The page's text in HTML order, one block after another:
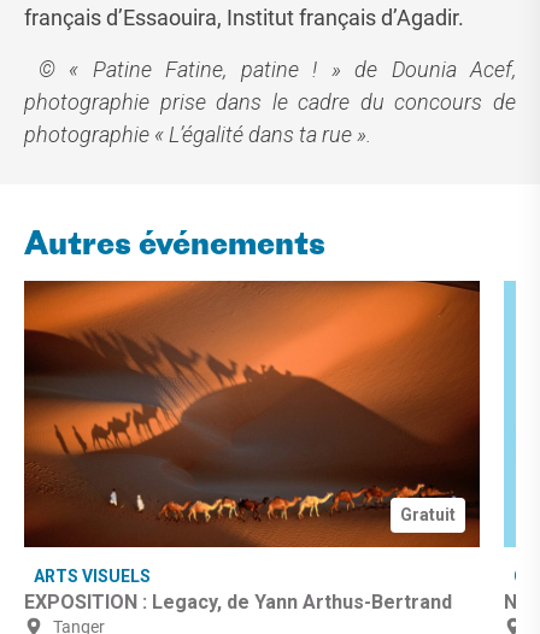
français d’Essaouira, Institut français d’Agadir.
© « Patine Fatine, patine ! » de Dounia Acef,
photographie prise dans le cadre du concours de
photographie « L’égalité dans ta rue ».
Autres événements
Gratuit
ARTS VISUELS
EXPOSITION : Legacy, de Yann Arthus-Bertrand
Tanger